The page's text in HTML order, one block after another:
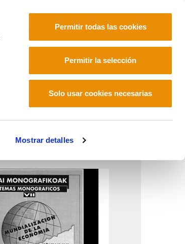
Mostrar detalles
Permitir todas las cookies
Permitir la selección
Solo usar cookies necesarias